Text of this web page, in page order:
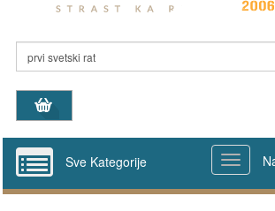
Sve Kategorije